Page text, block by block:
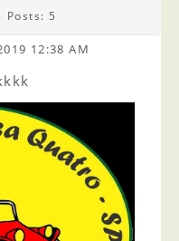
Posts: 5
12:38 AM